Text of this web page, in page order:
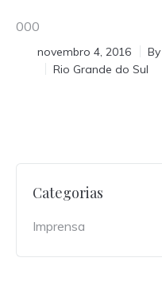
000
novembro 4, 2016 By
Rio Grande do Sul
Categorias
Imprensa